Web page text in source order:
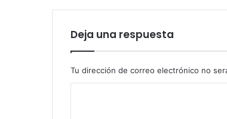
Deja una respuesta
Tu dirección de correo electrónico no